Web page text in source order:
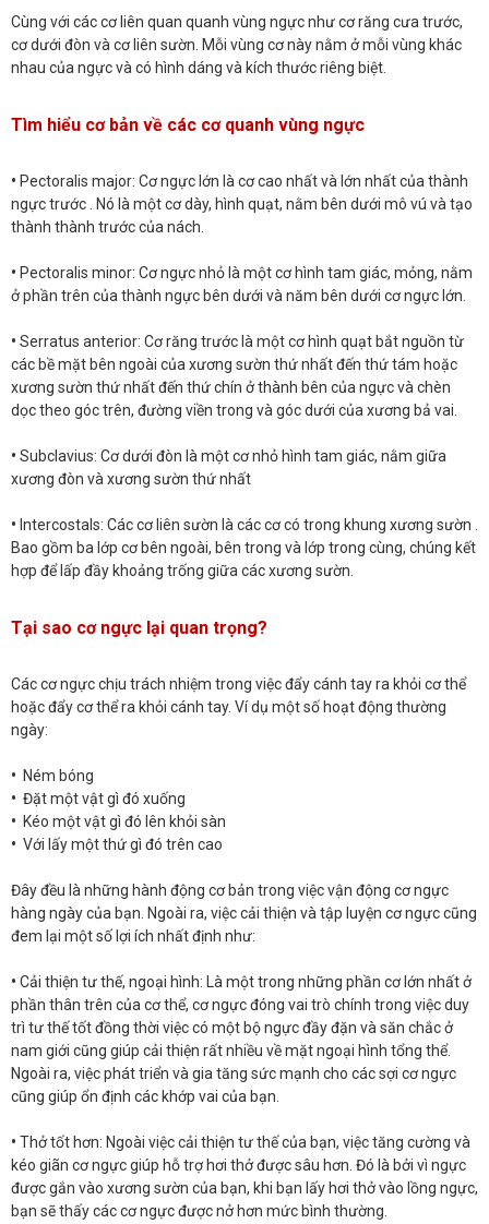
Cùng với các cơ liên quan quanh vùng ngực như cơ răng cưa trước,
cơ dưới đòn và cơ liên sườn. Mỗi vùng cơ này nằm ở mỗi vùng khác
nhau của ngực và có hình dáng và kích thước riêng biệt.
Tìm hiểu cơ bản về các cơ quanh vùng ngực
• Pectoralis major: Cơ ngực lớn là cơ cao nhất và lớn nhất của thành
ngực trước . Nó là một cơ dày, hình quạt, nằm bên dưới mô vú và tạo
thành thành trước của nách.
• Pectoralis minor: Cơ ngực nhỏ là một cơ hình tam giác, mỏng, nằm
ở phần trên của thành ngực bên dưới và năm bên dưới cơ ngực lớn.
• Serratus anterior: Cơ răng trước là một cơ hình quạt bắt nguồn từ
các bề mặt bên ngoài của xương sườn thứ nhất đến thứ tám hoặc
xương sườn thứ nhất đến thứ chín ở thành bên của ngực và chèn
dọc theo góc trên, đường viền trong và góc dưới của xương bả vai.
• Subclavius: Cơ dưới đòn là một cơ nhỏ hình tam giác, nằm giữa
xương đòn và xương sườn thứ nhất
• Intercostals: Các cơ liên sườn là các cơ có trong khung xương sườn .
Bao gồm ba lớp cơ bên ngoài, bên trong và lớp trong cùng, chúng kết
hợp để lấp đầy khoảng trống giữa các xương sườn.
Tại sao cơ ngực lại quan trọng?
Các cơ ngực chịu trách nhiệm trong việc đẩy cánh tay ra khỏi cơ thể
hoặc đẩy cơ thể ra khỏi cánh tay. Ví dụ một số hoạt động thường
ngày:
• Ném bóng
• Đặt một vật gì đó xuống
• Kéo một vật gì đó lên khỏi sàn
• Với lấy một thứ gì đó trên cao
Đây đều là những hành động cơ bản trong việc vận động cơ ngực
hàng ngày của bạn. Ngoài ra, việc cải thiện và tập luyện cơ ngực cũng
đem lại một số lợi ích nhất định như:
• Cải thiện tư thế, ngoại hình: Là một trong những phần cơ lớn nhất ở
phần thân trên của cơ thể, cơ ngực đóng vai trò chính trong việc duy
trì tư thế tốt đồng thời việc có một bộ ngực đầy đặn và săn chắc ở
nam giới cũng giúp cải thiện rất nhiều về mặt ngoại hình tổng thể.
Ngoài ra, việc phát triển và gia tăng sức mạnh cho các sợi cơ ngực
cũng giúp ổn định các khớp vai của bạn.
• Thở tốt hơn: Ngoài việc cải thiện tư thế của bạn, việc tăng cường và
kéo giãn cơ ngực giúp hỗ trợ hơi thở được sâu hơn. Đó là bởi vì ngực
được gắn vào xương sườn của bạn, khi bạn lấy hơi thở vào lồng ngực,
bạn sẽ thấy các cơ ngực được nở hơn mức bình thường.